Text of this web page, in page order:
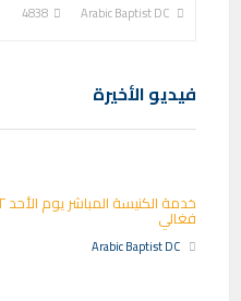
Arabic Baptist DC
4838
فيديو الأخيرة
فغالي
Arabic Baptist DC